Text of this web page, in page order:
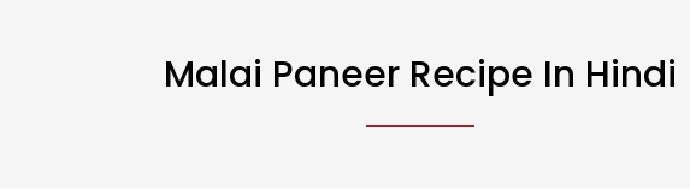
Malai Paneer Recipe In Hindi